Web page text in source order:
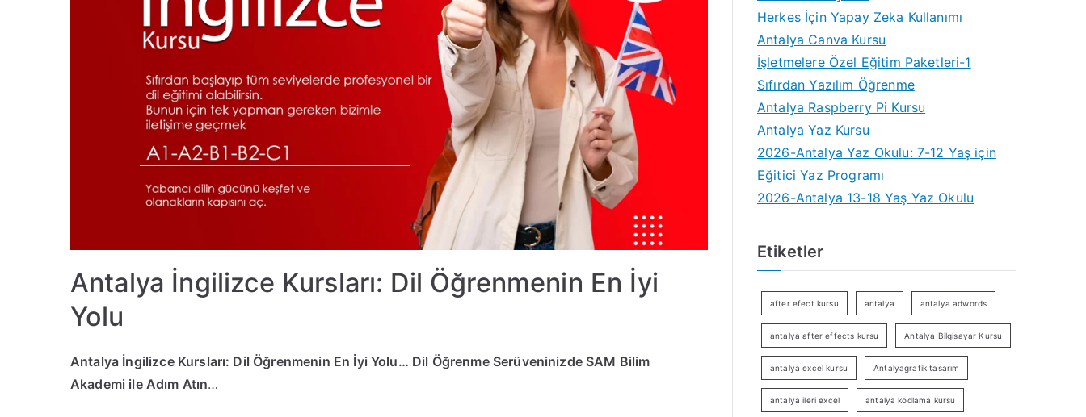
Antalya İngilizce Kursları: Dil Öğrenmenin En İyi
Yolu
Antalya İngilizce Kursları: Dil Öğrenmenin En İyi Yolu… Dil Öğrenme Serüveninizde SAM Bilim
Akademi ile Adım Atın…
Herkes İçin Yapay Zeka Kullanımı
Antalya Canva Kursu
İşletmelere Özel Eğitim Paketleri-1
Sıfırdan Yazılım Öğrenme
Antalya Raspberry Pi Kursu
Antalya Yaz Kursu
2026-Antalya Yaz Okulu: 7-12 Yaş için
Eğitici Yaz Programı
2026-Antalya 13-18 Yaş Yaz Okulu
Etiketler
after efect kursu antalya antalya adwords
antalya after effects kursu Antalya Bilgisayar Kursu
antalya excel kursu Antalyagrafik tasarım
antalya ileri excel antalya kodlama kursu